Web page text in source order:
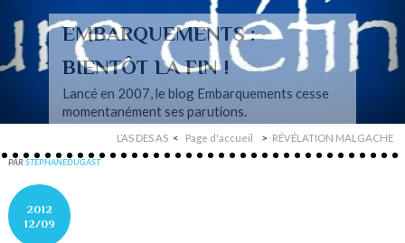
EMBARQUEMENTS :
BIENTÔT LA FIN !
Lancé en 2007, le blog Embarquements cesse
momentanément ses parutions.
L’AS DES AS Page d'accueil RÉVÉLATION MALGACHE
PARSTEPHANEDUGAST
2012
12/09